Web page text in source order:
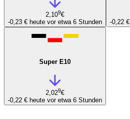
2,109€
-0,23 € heute vor etwa 6 Stunden
-0,22 €
Super E10
2,029€
-0,22 € heute vor etwa 6 Stunden